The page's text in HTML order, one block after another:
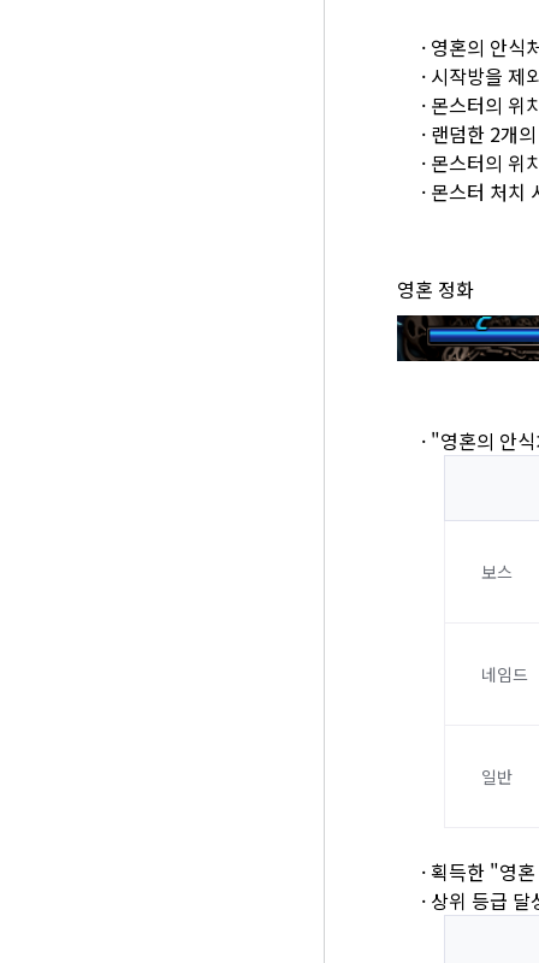
· 영혼의 안식
· 시작방을 제
· 몬스터의 위
· 랜덤한 2개
· 몬스터의 위
· 몬스터 처치
영혼 정화
· "영혼의 안
보스
네임드
일반
· 획득한 "영
· 상위 등급